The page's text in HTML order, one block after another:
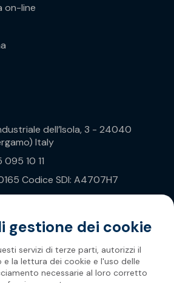
on-line
dell’Isola, 3 - 24040
Italy
10 11
Codice SDI: A4707H7
gestione dei cookie
servizi di terze parti, autorizzi il
la lettura dei cookie e l'uso delle
necessarie al loro corretto